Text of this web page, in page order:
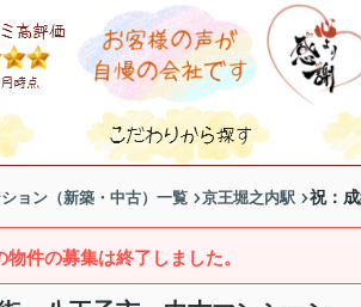
ョン（新築・中古）一覧 京王堀之内駅 祝：
物件の募集は終了しました。